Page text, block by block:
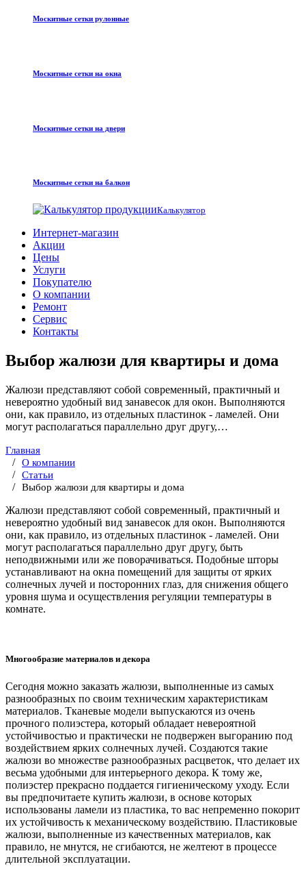
Москитные сетки рулонные
Москитные сетки на окна
Москитные сетки на двери
Москитные сетки на балкон
Калькулятор
Интернет-магазин
Акции
Цены
Услуги
Покупателю
О компании
Ремонт
Сервис
Контакты
Выбор жалюзи для квартиры и дома
Жалюзи представляют собой современный, практичный и
невероятно удобный вид занавесок для окон. Выполняются
они, как правило, из отдельных пластинок - ламелей. Они
могут располагаться параллельно друг другу,…
Главная
О компании
Статьи
Выбор жалюзи для квартиры и дома
Жалюзи представляют собой современный, практичный и
невероятно удобный вид занавесок для окон. Выполняются
они, как правило, из отдельных пластинок - ламелей. Они
могут располагаться параллельно друг другу, быть
неподвижными или же поворачиваться. Подобные шторы
устанавливают на окна помещений для защиты от ярких
солнечных лучей и посторонних глаз, для снижения общего
уровня шума и осуществления регуляции температуры в
комнате.
Многообразие материалов и декора
Сегодня можно заказать жалюзи, выполненные из самых
разнообразных по своим техническим характеристикам
материалов. Тканевые модели выпускаются из очень
прочного полиэстера, который обладает невероятной
устойчивостью и практически не подвержен выгоранию под
воздействием ярких солнечных лучей. Создаются такие
жалюзи во множестве разнообразных расцветок, что делает их
весьма удобными для интерьерного декора. К тому же,
полиэстер прекрасно поддается гигиеническому уходу. Если
вы предпочитаете купить жалюзи, в основе которых
использованы ламели из пластика, то вас непременно покорит
их устойчивость к механическому воздействию. Пластиковые
жалюзи, выполненные из качественных материалов, как
правило, не мнутся, не сгибаются, не желтеют в процессе
длительной эксплуатации.